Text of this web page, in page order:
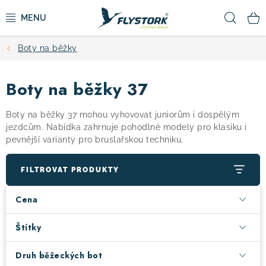
na
CYKLISTIKA
ZIMNÍ SPORTY
KOLOBĚŽKY
OBLEČENÍ A BOTY
DOPLŇKY
CAMPING
VÝPRODEJ
Boty na běžky
Boty na běžky 37
Boty na běžky 37 mohou vyhovovat juniorům i dospělým
jezdcům. Nabídka zahrnuje pohodlné modely pro klasiku i
pevnější varianty pro bruslařskou techniku.
FILTROVAT PRODUKTY
Cena
Štítky
Druh běžeckých bot